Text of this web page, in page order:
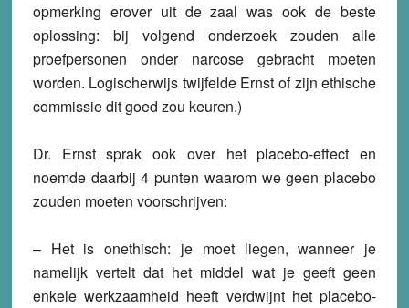
opmerking erover uit de zaal was ook de beste
oplossing: bij volgend onderzoek zouden alle
proefpersonen onder narcose gebracht moeten
worden. Logischerwijs twijfelde Ernst of zijn ethische
commissie dit goed zou keuren.)
Dr. Ernst sprak ook over het placebo-effect en
noemde daarbij 4 punten waarom we geen placebo
zouden moeten voorschrijven:
– Het is onethisch: je moet liegen, wanneer je
namelijk vertelt dat het middel wat je geeft geen
enkele werkzaamheid heeft verdwijnt het placebo-